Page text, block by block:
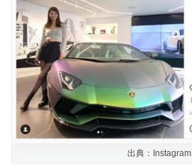
出典：Instagram